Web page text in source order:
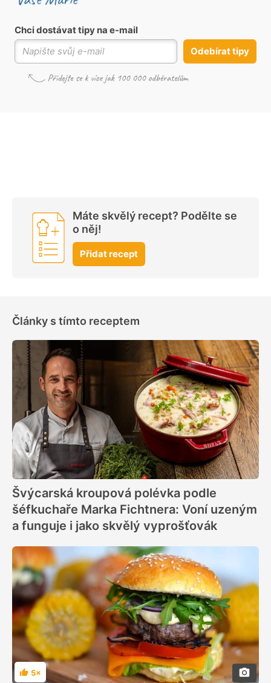
Chci dostávat tipy na e-mail
Odebírat tipy
Máte skvělý recept? Podělte se
o něj!
Přidat recept
Články s tímto receptem
Švýcarská kroupová polévka podle
šéfkuchaře Marka Fichtnera: Voní uzeným
a funguje i jako skvělý vyprošťovák
Hodnocení
5×